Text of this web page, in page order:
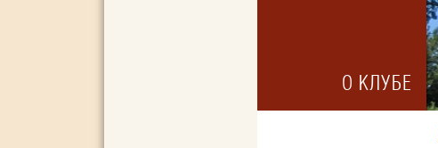
О КЛУБЕ